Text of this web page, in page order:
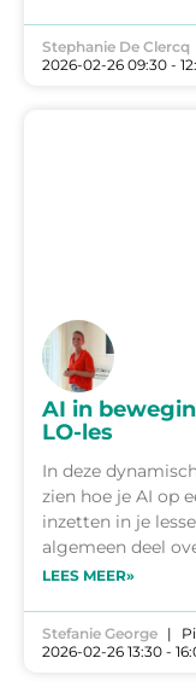
Stephanie De Clercq
2026-02-26 09:30 -
AI in
LO-les
In deze
zien hoe je AI op
inzetten in je
algemeen deel
LEES MEER»
Stefanie George
2026-02-26 13:30 -